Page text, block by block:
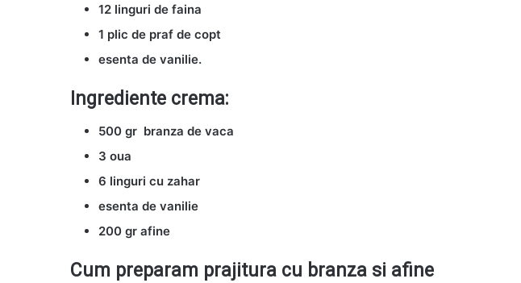
12 linguri de faina
1 plic de praf de copt
esenta de vanilie.
Ingrediente crema:
500 gr branza de vaca
3 oua
6 linguri cu zahar
esenta de vanilie
200 gr afine
Cum preparam prajitura cu branza si afine